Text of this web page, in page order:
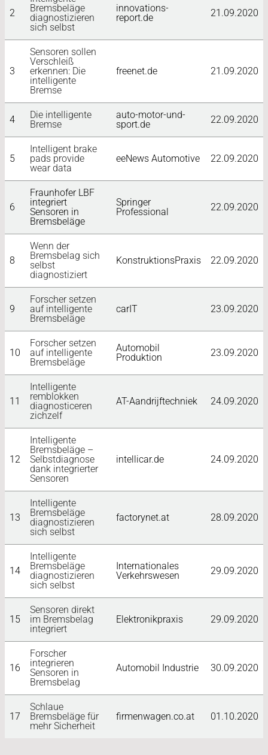
UNTERNEHMEN
PRODUKTE
ANWENDUNGEN
2
Bremsbeläge
diagnostizieren
sich selbst
innovations-
report.de
21.09.2020
3
Sensoren sollen
Verschleiß
erkennen: Die
intelligente
Bremse
freenet.de 21.09.2020
4
Die intelligente
Bremse
auto-motor-und-
sport.de
22.09.2020
5
Intelligent brake
pads provide
wear data
eeNews Automotive 22.09.2020
6
Fraunhofer LBF
integriert
Sensoren in
Bremsbeläge
Springer
Professional
22.09.2020
8
Wenn der
Bremsbelag sich
selbst
diagnostiziert
KonstruktionsPraxis 22.09.2020
9
Forscher setzen
auf intelligente
Bremsbeläge
carIT 23.09.2020
10
Forscher setzen
auf intelligente
Bremsbeläge
Automobil
Produktion
23.09.2020
11
Intelligente
remblokken
diagnosticeren
zichzelf
AT-Aandrijftechniek 24.09.2020
12
Intelligente
Bremsbeläge –
Selbstdiagnose
dank integrierter
Sensoren
intellicar.de 24.09.2020
13
Intelligente
Bremsbeläge
diagnostizieren
sich selbst
factorynet.at 28.09.2020
14
Intelligente
Bremsbeläge
diagnostizieren
sich selbst
Internationales
Verkehrswesen
29.09.2020
15
Sensoren direkt
im Bremsbelag
integriert
Elektronikpraxis 29.09.2020
16
Forscher
integrieren
Sensoren in
Bremsbelag
Automobil Industrie 30.09.2020
17
Schlaue
Bremsbeläge für
mehr Sicherheit
firmenwagen.co.at 01.10.2020